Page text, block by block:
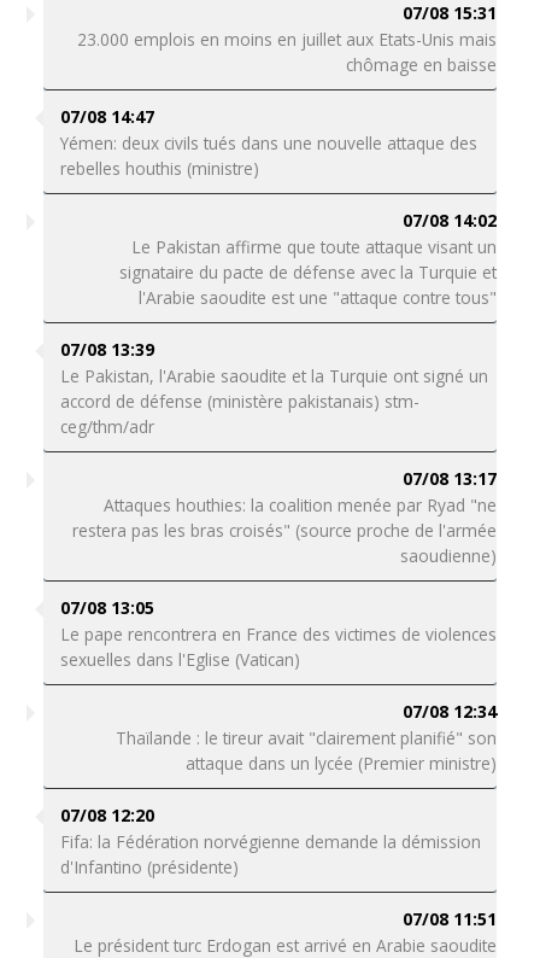
07/08 15:31
23.000 emplois en moins en juillet aux Etats-Unis mais
chômage en baisse
07/08 14:47
Yémen: deux civils tués dans une nouvelle attaque des
rebelles houthis (ministre)
07/08 14:02
Le Pakistan affirme que toute attaque visant un
signataire du pacte de défense avec la Turquie et
l'Arabie saoudite est une "attaque contre tous"
07/08 13:39
Le Pakistan, l'Arabie saoudite et la Turquie ont signé un
accord de défense (ministère pakistanais) stm-
ceg/thm/adr
07/08 13:17
Attaques houthies: la coalition menée par Ryad "ne
restera pas les bras croisés" (source proche de l'armée
saoudienne)
07/08 13:05
Le pape rencontrera en France des victimes de violences
sexuelles dans l'Eglise (Vatican)
07/08 12:34
Thaïlande : le tireur avait "clairement planifié" son
attaque dans un lycée (Premier ministre)
07/08 12:20
Fifa: la Fédération norvégienne demande la démission
d'Infantino (présidente)
07/08 11:51
Le président turc Erdogan est arrivé en Arabie saoudite